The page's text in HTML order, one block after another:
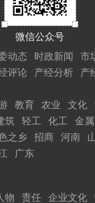
微信公众号
动态 时政新闻 市
评论 产经分析 产
教育 农业 文化
筑 轻工 化工 金属
之乡 招商 河南
广东
物 责任 企业文化